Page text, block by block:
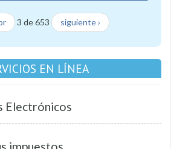
3 de 653 siguiente ›
EN LÍNEA
Electrónicos
impuestos